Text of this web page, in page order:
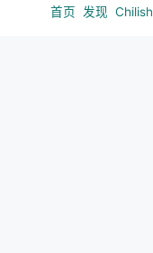
首页
发现 Chilish